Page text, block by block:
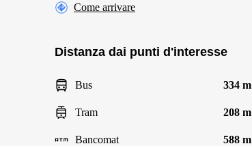
Come arrivare
Distanza dai punti d'interesse
Bus 334 m
Tram 208 m
Bancomat 588 m